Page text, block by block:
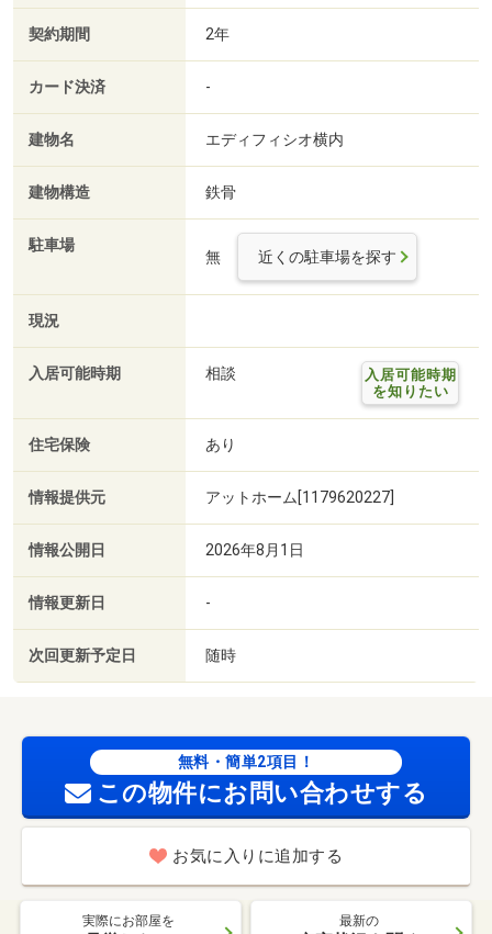
契約期間 2年
カード決済 -
建物名 エディフィシオ横内
建物構造 鉄骨
駐車場
無 近くの駐車場を探す
現況
入居可能時期 相談
入居可能時期
を知りたい
住宅保険 あり
情報提供元 アットホーム[1179620227]
情報公開日 2026年8月1日
情報更新日 -
次回更新予定日 随時
無料・簡単2項目！
この物件にお問い合わせする
お気に入りに追加する
実際にお部屋を 最新の